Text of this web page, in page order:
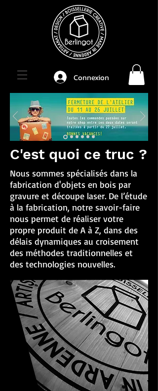
Connexion
C'est quoi ce truc ?
Nous sommes spécialisés dans la
fabrication d'objets en bois par
gravure et découpe laser. De l’étude
à la fabrication, notre savoir-faire
nous permet de réaliser votre
propre produit de A à Z, dans des
délais dynamiques au croisement
des méthodes traditionnelles et
des technologies nouvelles.